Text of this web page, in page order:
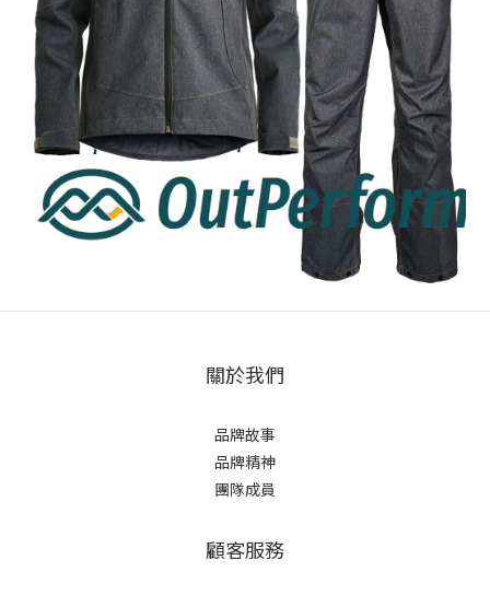
關於我們
品牌故事
品牌精神
團隊成員
顧客服務